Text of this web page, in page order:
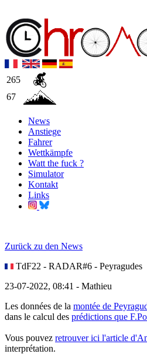
265
67
News
Anstiege
Fahrer
Wettkämpfe
Watt the fuck ?
Simulator
Kontakt
Links
Zurück zu den News
TdF22 - RADAR#6 - Peyragudes
23-07-2022, 08:41 - Mathieu
Les données de la montée de
dans le calcul des prédictions que
Vous pouvez retrouver ici l'article
interprétation.